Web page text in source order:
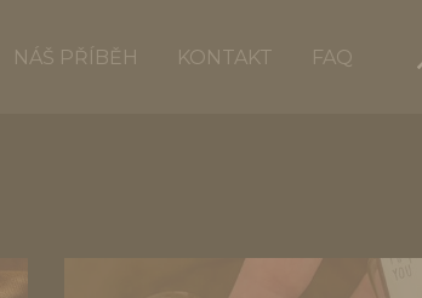
NÁŠ PŘÍBĚH KONTAKT FAQ